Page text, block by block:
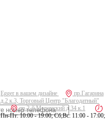
Egger в вашем дизайне
пр.Гагарина
д.2 к.3, Торговый Центр "Благодатный"
пр.2-й Муринский д.34 к.1
Пн-Пт: 10:00 - 19:00; Сб,Вс: 11:00 - 17:00;